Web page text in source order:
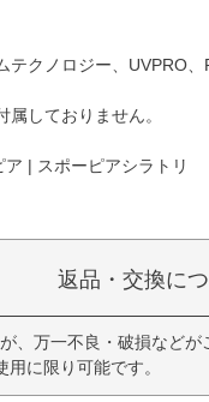
テクノロジー、UVPRO
しておりません。
| スポーピアシラトリ
返品・交換に
、万一不良・破損など
に限り可能です。